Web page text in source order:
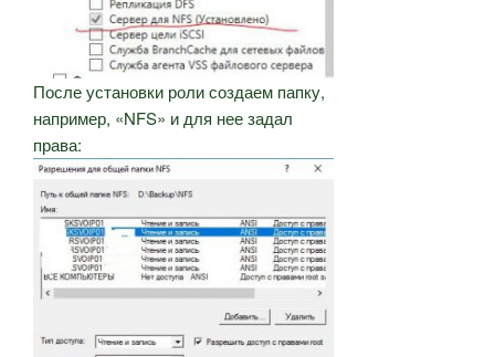
После установки роли создаем папку,
например, «NFS» и для нее задал
права: